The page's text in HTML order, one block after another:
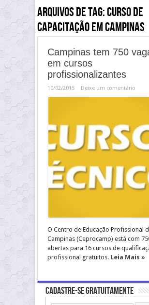
Arquivos de Tag:curso de
capacitação em Campinas
Campinas tem 750
em cursos
profissionalizantes
10/02/2015 Deixe um comentário
O Centro de Educação Profissional
Campinas (Ceprocamp) está com
abertas para 16 cursos de
profissional gratuitos. Leia Mais »
Cadastre-se gratuitamente